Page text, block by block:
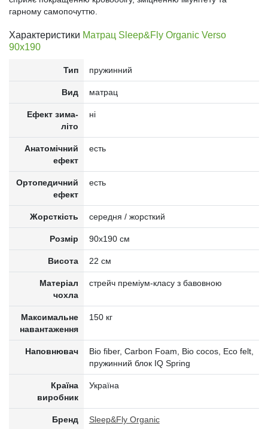
гарному самопочуттю.
Характеристики Матрац Sleep&Fly Organic Verso
90x190
Тип пружинний
Вид матрац
Ефект зима-
літо
ні
Анатомічний
ефект
есть
Ортопедичний
ефект
есть
Жорсткість середня / жорсткий
Розмір 90x190 см
Висота 22 см
Матеріал
чохла
стрейч преміум-класу з бавовною
Максимальне
навантаження
150 кг
Наповнювач
Bio fiber, Carbon Foam, Bio cocos, Eco felt,
пружинний блок IQ Spring
Країна
виробник
Україна
Бренд Sleep&Fly Organic